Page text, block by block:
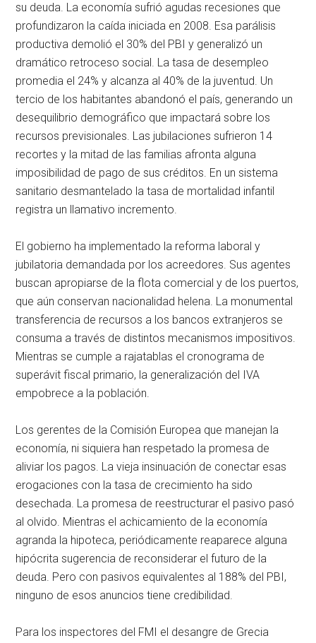
su deuda. La economía sufrió agudas recesiones que
profundizaron la caída iniciada en 2008. Esa parálisis
productiva demolió el 30% del PBI y generalizó un
dramático retroceso social. La tasa de desempleo
promedia el 24% y alcanza al 40% de la juventud. Un
tercio de los habitantes abandonó el país, generando un
desequilibrio demográfico que impactará sobre los
recursos previsionales. Las jubilaciones sufrieron 14
recortes y la mitad de las familias afronta alguna
imposibilidad de pago de sus créditos. En un sistema
sanitario desmantelado la tasa de mortalidad infantil
registra un llamativo incremento.
El gobierno ha implementado la reforma laboral y
jubilatoria demandada por los acreedores. Sus agentes
buscan apropiarse de la flota comercial y de los puertos,
que aún conservan nacionalidad helena. La monumental
transferencia de recursos a los bancos extranjeros se
consuma a través de distintos mecanismos impositivos.
Mientras se cumple a rajatablas el cronograma de
superávit fiscal primario, la generalización del IVA
empobrece a la población.
Los gerentes de la Comisión Europea que manejan la
economía, ni siquiera han respetado la promesa de
aliviar los pagos. La vieja insinuación de conectar esas
erogaciones con la tasa de crecimiento ha sido
desechada. La promesa de reestructurar el pasivo pasó
al olvido. Mientras el achicamiento de la economía
agranda la hipoteca, periódicamente reaparece alguna
hipócrita sugerencia de reconsiderar el futuro de la
deuda. Pero con pasivos equivalentes al 188% del PBI,
ninguno de esos anuncios tiene credibilidad.
Para los inspectores del FMI el desangre de Grecia